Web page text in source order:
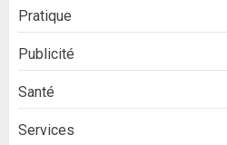
Pratique
Publicité
Santé
Services